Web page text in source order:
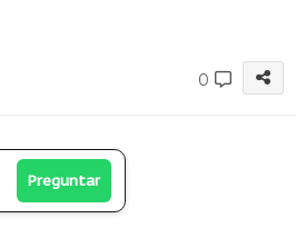
0
Preguntar